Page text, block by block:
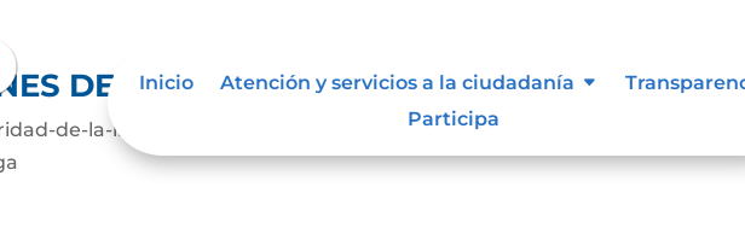
Inicio Atención y servicios a la ciudadanía
Participa
DE SEGURIDAD DIGITAL
de-la-informacion-notaria-1Descarga UCNC-Certificacion-de-